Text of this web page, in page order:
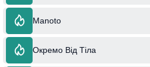
Manoto
Окремо Від Тіла